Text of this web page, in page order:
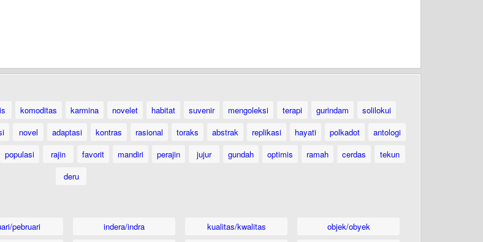
komoditas karmina novelet habitat suvenir mengoleksi terapi gurindam
solilokui
novel adaptasi kontras rasional toraks abstrak replikasi hayati polkadot
antologi
populasi rajin favorit mandiri perajin jujur gundah optimis ramah cerdas
tekun
deru
pebruari
indera/indra
kualitas/kwalitas
objek/obyek